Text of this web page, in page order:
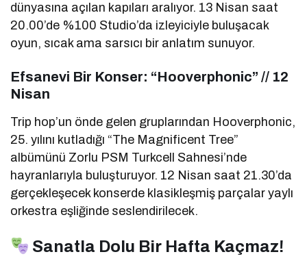
dünyasına açılan kapıları aralıyor. 13 Nisan saat
20.00’de %100 Studio’da izleyiciyle buluşacak
oyun, sıcak ama sarsıcı bir anlatım sunuyor.
Efsanevi Bir Konser: “Hooverphonic” // 12
Nisan
Trip hop’un önde gelen gruplarından Hooverphonic,
25. yılını kutladığı “The Magnificent Tree”
albümünü Zorlu PSM Turkcell Sahnesi’nde
hayranlarıyla buluşturuyor. 12 Nisan saat 21.30’da
gerçekleşecek konserde klasikleşmiş parçalar yaylı
orkestra eşliğinde seslendirilecek.
Sanatla Dolu Bir Hafta Kaçmaz!